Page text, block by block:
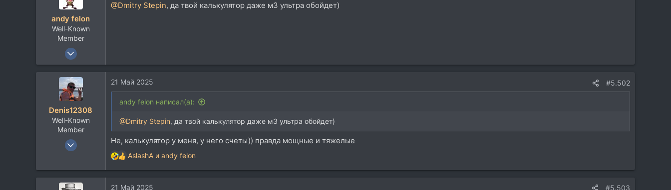
Москва
andy felon
Well-Known
Member
19 Окт 2006
9.042
@Dmitry Stepin, да твой калькулятор даже м3 ультра обойдет)
Denis12308
Well-Known
Member
6 Июн 2015
113
21 Май 2025 #5.502
andy felon написал(а):
@Dmitry Stepin, да твой калькулятор даже м3 ультра обойдет)
Не, калькулятор у меня, у него счеты)) правда мощные и тяжелые
Р
е
к
AslashA и andy felon
21 Май 2025 #5.503